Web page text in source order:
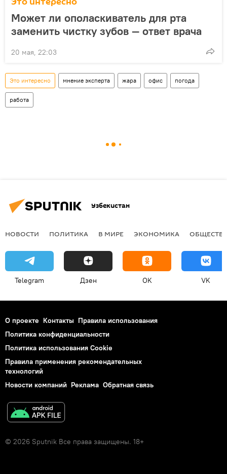
Может ли ополаскиватель для рта
заменить чистку зубов — ответ врача
20 мая, 22:03
Это интересно мнение эксперта жара офис погода
работа
Узбекистан
НОВОСТИ ПОЛИТИКА В МИРЕ ЭКОНОМИКА
Telegram Дзен OK VK
О проекте Контакты Правила использования
Политика конфиденциальности
Политика использования Cookie
Правила применения рекомендательных
технологий
Новости компаний Реклама Обратная связь
© 2026 Sputnik Все права защищены. 18+